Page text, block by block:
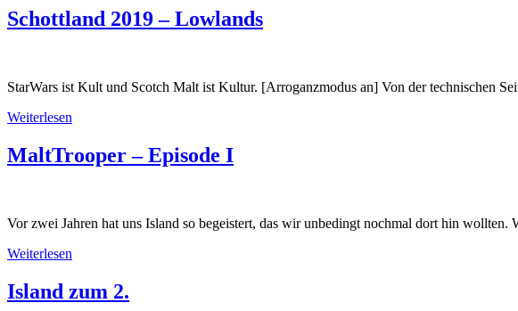
Schottland 2019 – Lowlands
StarWars ist Kult und Scotch Malt ist Kultur. [Arroganzmodus an] Von der technischen
Weiterlesen
MaltTrooper – Episode I
Vor zwei Jahren hat uns Island so begeistert, das wir unbedingt nochmal dort hin wollten.
Weiterlesen
Island zum 2.